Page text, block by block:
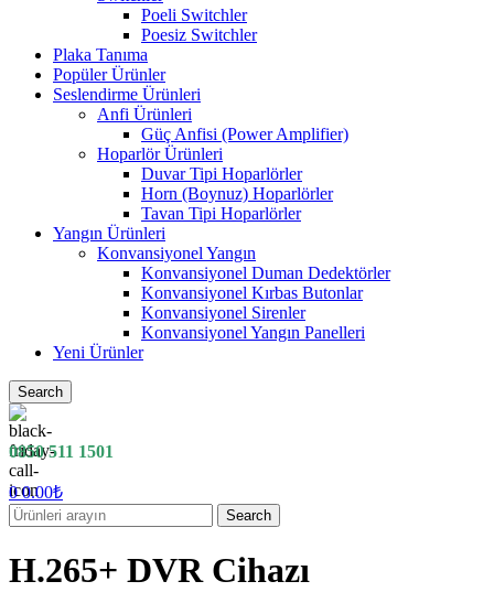
Poeli Switchler
Poesiz Switchler
Plaka Tanıma
Popüler Ürünler
Seslendirme Ürünleri
Anfi Ürünleri
Güç Anfisi (Power Amplifier)
Hoparlör Ürünleri
Duvar Tipi Hoparlörler
Horn (Boynuz) Hoparlörler
Tavan Tipi Hoparlörler
Yangın Ürünleri
Konvansiyonel Yangın
Konvansiyonel Duman Dedektörler
Konvansiyonel Kırbas Butonlar
Konvansiyonel Sirenler
Konvansiyonel Yangın Panelleri
Yeni Ürünler
Search
0850 511 1501
00.00₺
Search
H.265+ DVR Cihazı